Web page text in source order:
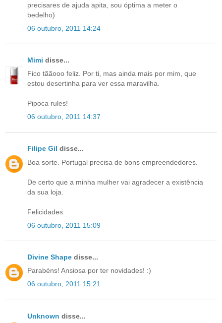
precisares de ajuda apita, sou óptima a meter o
bedelho)
06 outubro, 2011 14:24
Mimi disse...
Fico tããooo feliz. Por ti, mas ainda mais por mim, que
estou desertinha para ver essa maravilha.
Pipoca rules!
06 outubro, 2011 14:37
Filipe Gil disse...
Boa sorte. Portugal precisa de bons empreendedores.
De certo que a minha mulher vai agradecer a existência
da sua loja.
Felicidades.
06 outubro, 2011 15:09
Divine Shape disse...
Parabéns! Ansiosa por ter novidades! :)
06 outubro, 2011 15:21
Unknown disse...